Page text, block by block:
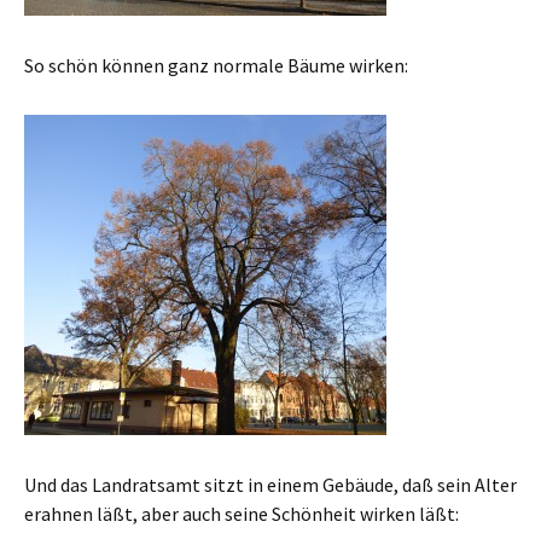
So schön können ganz normale Bäume wirken:
Und das Landratsamt sitzt in einem Gebäude, daß sein Alter
erahnen läßt, aber auch seine Schönheit wirken läßt: